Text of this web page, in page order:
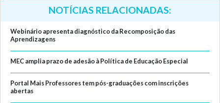
NOTÍCIAS RELACIONADAS:
Webinário apresenta diagnóstico da Recomposição das
Aprendizagens
MEC amplia prazo de adesão à Política de Educação Especial
Portal Mais Professores tem pós-graduações com inscrições
abertas